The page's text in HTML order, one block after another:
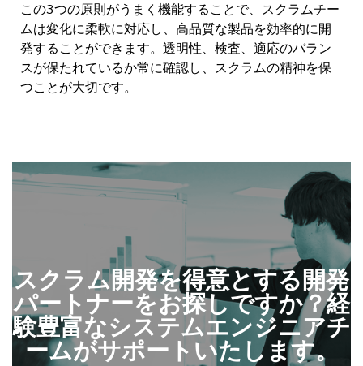
この3つの原則がうまく機能することで、スクラムチー
ムは変化に柔軟に対応し、高品質な製品を効率的に開
発することができます。透明性、検査、適応のバラン
スが保たれているか常に確認し、スクラムの精神を保
つことが大切です。
スクラム開発を得意とする開発
パートナーをお探しですか？経
験豊富なシステムエンジニアチ
ームがサポートいたします。